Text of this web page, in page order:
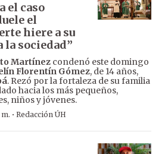
el caso
el
hiere a su
sociedad”
Martínez condenó este domingo
Florentín Gómez, de 14 años,
. Rezó por la fortaleza de su familia
hacia los más pequeños,
niños y jóvenes.
· Redacción ÚH